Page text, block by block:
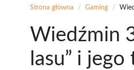
Strona główna / Gaming /
Wiedźmin
lasu” i